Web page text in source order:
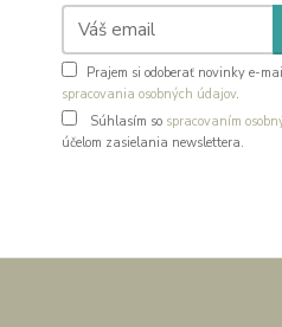
Prajem si odoberať novinky e-
spracovania osobných údajov.
Súhlasím so spracovaním
účelom zasielania newslettera.